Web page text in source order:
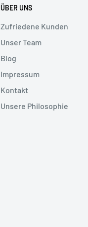
ÜBER UNS
Zufriedene Kunden
Unser Team
Blog
Impressum
Kontakt
Unsere Philosophie